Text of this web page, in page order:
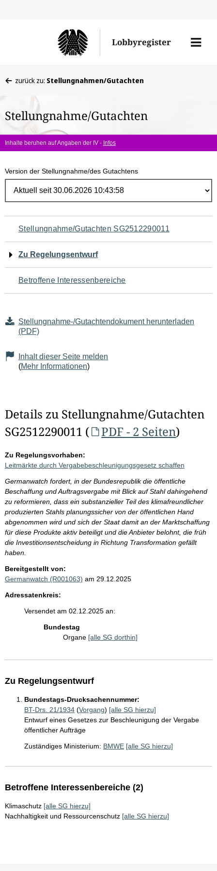
Lobbyregister
Menü
befinden
hier:
zurück zu: Stellungnahmen/Gutachten
Stellungnahme/Gutachten
Inhalte beruhen auf Angaben der IV - Infos
Version der Stellungnahme/des Gutachtens
Navigation
für
den
Seiteninhalt
Stellungnahme/Gutachten SG2512290011
Zu Regelungsentwurf
Betroffene Interessenbereiche
Stellungnahme-/Gutachtendokument herunterladen
(PDF)
Inhalt dieser Seite melden
(Mehr Informationen)
Details zu Stellungnahme/Gutachten
SG2512290011 (
PDF - 2 Seiten)
Zu Regelungsvorhaben:
Leitmärkte durch Vergabebeschleunigungsgesetz schaffen
Germanwatch fordert, in der Bundesrepublik die öffentliche
Beschaffung und Auftragsvergabe mit Blick auf Stahl dahingehend
zu reformieren, dass ein substanzieller Teil des klimafreundlicher
produzierten Stahls planungssicher von der öffentlichen Hand
abgenommen wird und sich der Staat damit an der Marktschaffung
für diese Produkte aktiv beteiligt und die Anbieter belohnt, die früh
die Investitionsentscheidung in Richtung Transformation gefällt
haben.
Bereitgestellt von:
Germanwatch (R001063) am 29.12.2025
Adressatenkreis:
Versendet am 02.12.2025 an:
Bundestag
Organe [alle SG dorthin]
Zu Regelungsentwurf
Bundestags-Drucksachennummer:
BT-Drs. 21/1934 (Vorgang) [alle SG hierzu]
Entwurf eines Gesetzes zur Beschleunigung der Vergabe
öffentlicher Aufträge
Zuständiges Ministerium: BMWE [alle SG hierzu]
Betroffene Interessenbereiche (2)
Klimaschutz [alle SG hierzu]
Nachhaltigkeit und Ressourcenschutz [alle SG hierzu]